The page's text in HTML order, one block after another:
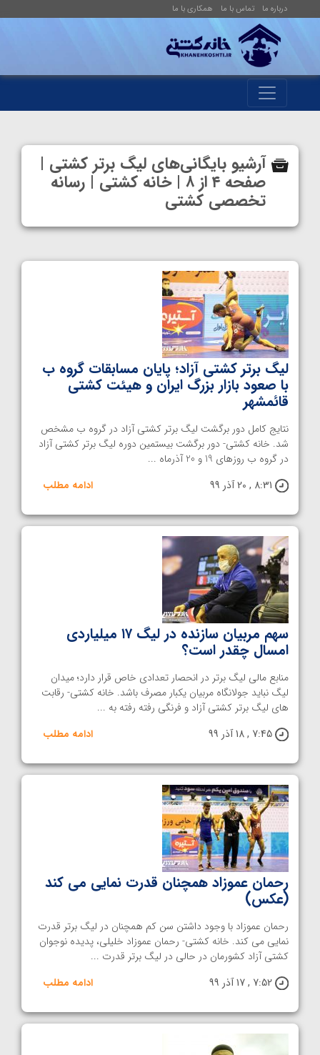
درباره ما تماس با ما همکاری با ما
آرشیو بایگانی‌های لیگ برتر کشتی |
صفحه ۴ از ۸ | خانه کشتی | رسانه
تخصصی کشتی
لیگ برتر کشتی آزاد؛ پایان مسابقات گروه ب
با صعود بازار بزرگ ایران و هیئت کشتی
قائمشهر
نتایج کامل دور برگشت لیگ برتر کشتی آزاد در گروه ب مشخص
شد. خانه کشتی- دور برگشت بیستمین دوره لیگ برتر کشتی آزاد
در گروه ب روزهای 19 و 20 آذرماه ...
8:31 , 20 آذر 99
ادامه مطلب
سهم مربیان سازنده در لیگ ۱۷ میلیاردی
امسال چقدر است؟
منابع مالی لیگ برتر در انحصار تعدادی خاص قرار دارد؛ میدان
لیگ نباید جولانگاه مربیان یکبار مصرف باشد. خانه کشتی- رقابت
‌های لیگ برتر کشتی آزاد و فرنگی رفته ‌رفته به ...
7:45 , 18 آذر 99
ادامه مطلب
رحمان عموزاد همچنان قدرت نمایی می کند
(عکس)
رحمان عموزاد با وجود داشتن سن کم همچنان در لیگ برتر قدرت
نمایی می کند. خانه کشتی- رحمان عموزاد خلیلی، پدیده نوجوان
کشتی آزاد کشورمان در حالی در لیگ برتر قدرت ...
7:52 , 17 آذر 99
ادامه مطلب